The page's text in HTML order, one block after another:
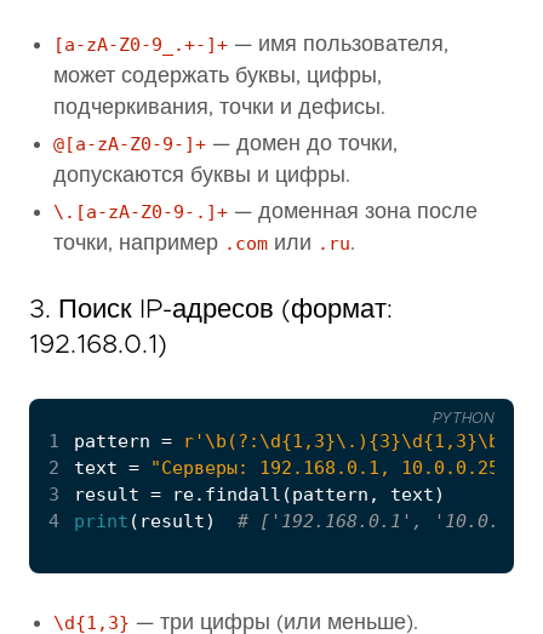
[a-zA-Z0-9_.+-]+ — имя пользователя,
может содержать буквы, цифры,
подчеркивания, точки и дефисы.
@[a-zA-Z0-9-]+ — домен до точки,
допускаются буквы и цифры.
\.[a-zA-Z0-9-.]+ — доменная зона после
точки, например .com или .ru.
3. Поиск IP-адресов (формат:
192.168.0.1)
1 pattern = r'\b(?:\d{1,3}\.) {3}\d{1,3}\b'
2
text =
"Серверы: 192.168.0.1, 10.0.0.255,
3
result = re. findall (pattern , text)
4
print ( result) # ['192.168.0.1',
PYTHON
\d{1,3} — три цифры (или меньше).